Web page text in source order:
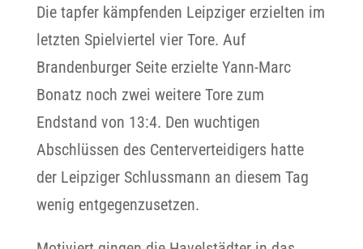
Die tapfer kämpfenden Leipziger erzielten im
letzten Spielviertel vier Tore. Auf
Brandenburger Seite erzielte Yann-Marc
Bonatz noch zwei weitere Tore zum
Endstand von 13:4. Den wuchtigen
Abschlüssen des Centerverteidigers hatte
der Leipziger Schlussmann an diesem Tag
wenig entgegenzusetzen.